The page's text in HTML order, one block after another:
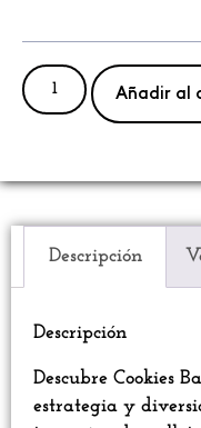
Añadir al
Descripción
Descripción
Descubre Cookies
estrategia y